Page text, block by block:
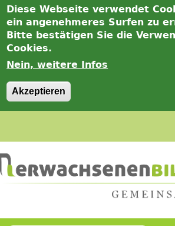
Diese Webseite verwendet
ein angenehmeres Surfen zu
Bitte bestätigen Sie die
Cookies.
Nein, weitere Infos
Akzeptieren